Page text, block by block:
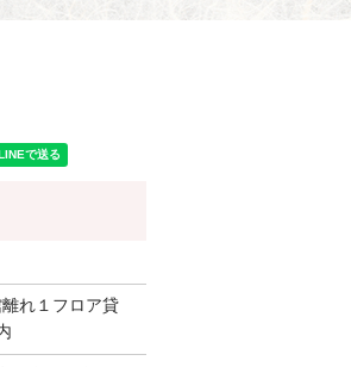
れ１フロア貸